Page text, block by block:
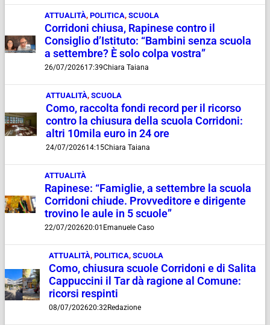
ATTUALITÀ,POLITICA,SCUOLA
Corridoni chiusa, Rapinese contro il
Consiglio d’Istituto: “Bambini senza scuola
a settembre? È solo colpa vostra”
26/07/202617:39Chiara Taiana
ATTUALITÀ,SCUOLA
Como, raccolta fondi record per il ricorso
contro la chiusura della scuola Corridoni:
altri 10mila euro in 24 ore
24/07/202614:15Chiara Taiana
ATTUALITÀ
Rapinese: “Famiglie, a settembre la scuola
Corridoni chiude. Provveditore e dirigente
trovino le aule in 5 scuole”
22/07/202620:01 Emanuele Caso
ATTUALITÀ, POLITICA, SCUOLA
Como, chiusura scuole Corridoni e di Salita
Cappuccini il Tar dà ragione al Comune:
ricorsi respinti
08/07/202620:32Redazione